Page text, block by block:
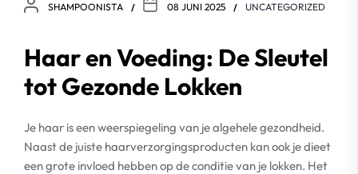
SHAMPOONISTA 08 JUNI 2025 UNCATEGORIZED
Haar en Voeding: De Sleutel
tot Gezonde Lokken
Je haar is een weerspiegeling van je algehele gezondheid.
Naast de juiste haarverzorgingsproducten kan ook je dieet
een grote invloed hebben op de conditie van je lokken. Het